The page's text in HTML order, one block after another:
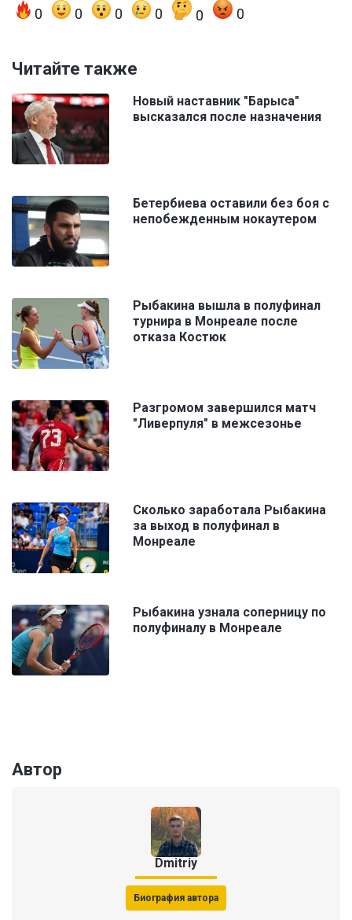
0 0 0 0 0 0
Читайте также
Новый наставник "Барыса"
высказался после назначения
Бетербиева оставили без боя с
непобежденным нокаутером
Рыбакина вышла в полуфинал
турнира в Монреале после
отказа Костюк
Разгромом завершился матч
"Ливерпуля" в межсезонье
Сколько заработала Рыбакина
за выход в полуфинал в
Монреале
Рыбакина узнала соперницу по
полуфиналу в Монреале
Автор
Dmitriy
Биография автора